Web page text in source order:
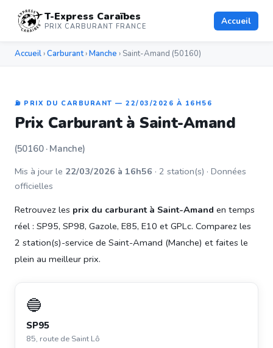
T-Express Caraïbes
PRIX CARBURANT FRANCE Accueil
Accueil ›Carburant›Manche › Saint-Amand (50160)
⛽ PRIX DU CARBURANT — 22/03/2026 À 16H56
Prix Carburant à Saint-Amand
(50160 · Manche)
Mis à jour le 22/03/2026 à 16h56 · 2 station(s) · Données
officielles
Retrouvez les prix du carburant à Saint-Amand en temps
réel : SP95, SP98, Gazole, E85, E10 et GPLc. Comparez les
2 station(s)-service de Saint-Amand (Manche) et faites le
plein au meilleur prix.
🔵
SP95
85, route de Saint Lô